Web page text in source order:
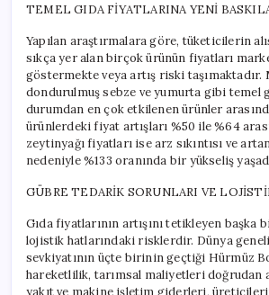
TEMEL GIDA FİYATLARINA YENİ
Yapılan araştırmalara göre, tüketicilerin
sıkça yer alan birçok ürünün fiyatları
göstermekte veya artış riski taşımaktadır.
dondurulmuş sebze ve yumurta gibi temel
durumdan en çok etkilenen ürünler
ürünlerdeki fiyat artışları %50 ile %64
zeytinyağı fiyatları ise arz sıkıntısı ve
nedeniyle %133 oranında bir yükseliş
GÜBRE TEDARİK SORUNLARI VE
Gıda fiyatlarının artışını tetikleyen
lojistik hatlarındaki risklerdir. Dünya
sevkiyatının üçte birinin geçtiği Hürmüz
hareketlilik, tarımsal maliyetleri doğrudan
yakıt ve makine işletim giderleri,